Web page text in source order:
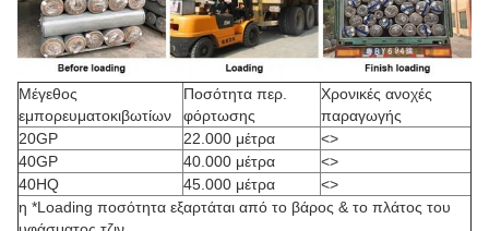
Μέγεθος
εμπορευματοκιβωτίων
Ποσότητα περ.
φόρτωσης
Χρονικές ανοχές
παραγωγής
20GP
22.000 μέτρα
<>
40GP
40.000 μέτρα
<>
40HQ
45.000 μέτρα
<>
η *Loading ποσότητα εξαρτάται από το βάρος & το πλάτος του